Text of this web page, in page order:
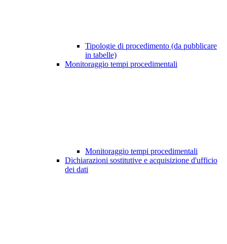
Tipologie di procedimento (da pubblicare
in tabelle)
Monitoraggio tempi procedimentali
Monitoraggio tempi procedimentali
Dichiarazioni sostitutive e acquisizione d'ufficio
dei dati